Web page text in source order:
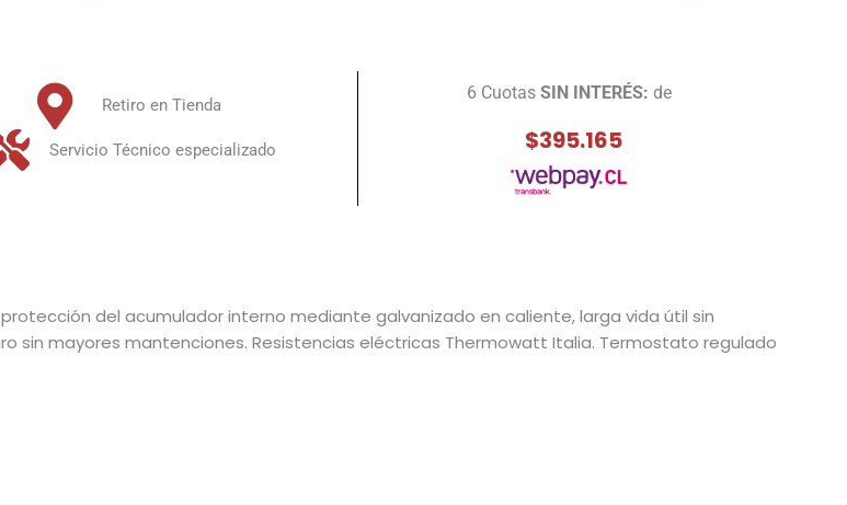
Retiro en Tienda
Servicio Técnico especializado
6 Cuotas SIN INTERÉS: de
$395.165
del acumulador interno mediante galvanizado en caliente, larga vida útil sin
sin mayores mantenciones. Resistencias eléctricas Thermowatt Italia. Termostato regulado